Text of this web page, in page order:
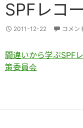
SPFレコ
2011-12-22 コメン
間違いから学ぶSPF
策委員会